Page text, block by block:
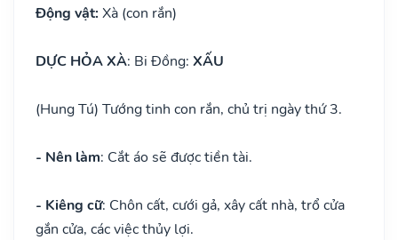
Động vật: Xà (con rắn)
DỰC HỎA XÀ: Bi Đồng: XẤU
(Hung Tú) Tướng tinh con rắn, chủ trị ngày thứ 3.
- Nên làm: Cắt áo sẽ được tiền tài.
- Kiêng cữ: Chôn cất, cưới gả, xây cất nhà, trổ cửa
gắn cửa, các việc thủy lợi.